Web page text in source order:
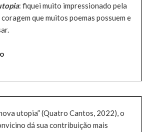
: fiquei muito impressionado pela
que muitos poemas possuem e
utopia” (Quatro Cantos, 2022), o
dá sua contribuição mais